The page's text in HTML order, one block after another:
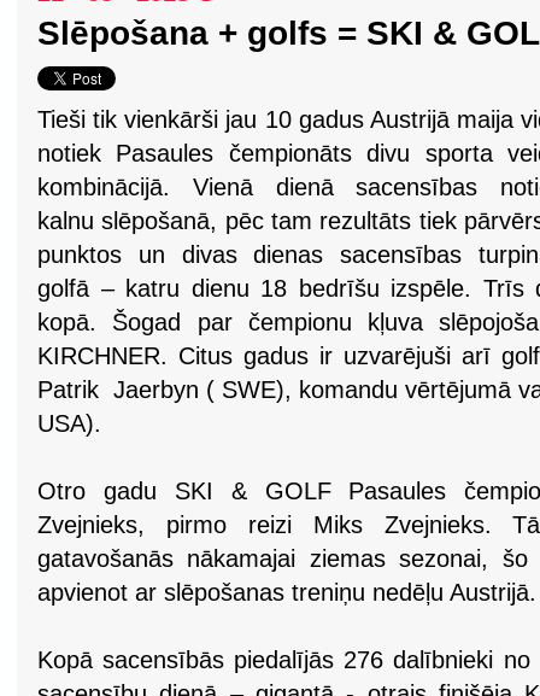
Slēpošana + golfs = SKI &
Tieši tik vienkārši jau 10 gadus Austrijā maija
notiek Pasaules čempionāts divu sporta
kombinācijā. Vienā dienā sacensības
kalnu slēpošanā, pēc tam rezultāts tiek
punktos un divas dienas sacensības
golfā – katru dienu 18 bedrīšu izspēle. Trīs
kopā. Šogad par čempionu kļuva
KIRCHNER. Citus gadus ir uzvarējuši arī
Patrik Jaerbyn ( SWE), komandu vērtējumā
USA).
Otro gadu SKI & GOLF Pasaules
Zvejnieks, pirmo reizi Miks Zvejnieks.
gatavošanās nākamajai ziemas sezonai,
apvienot ar slēpošanas treniņu nedēļu Austrijā.
Kopā sacensībās piedalījās 276 dalībnieki